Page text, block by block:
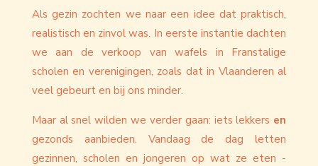
Als gezin zochten we naar een idee dat praktisch,
realistisch en zinvol was. In eerste instantie dachten
we aan de verkoop van wafels in Franstalige
scholen en verenigingen, zoals dat in Vlaanderen al
veel gebeurt en bij ons minder.
Maar al snel wilden we verder gaan: iets lekkers en
gezonds aanbieden. Vandaag de dag letten
gezinnen, scholen en jongeren op wat ze eten -